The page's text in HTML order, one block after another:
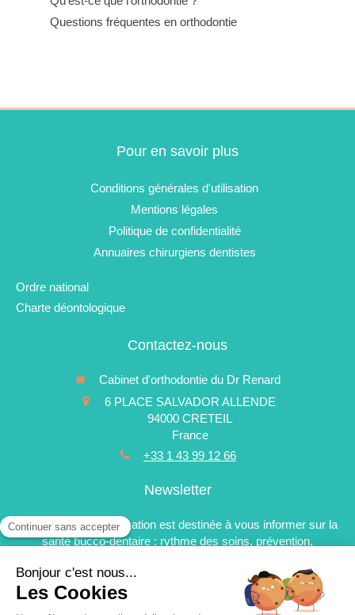
Questions fréquentes en orthodontie
Pour en savoir plus
Conditions générales d'utilisation
Mentions légales
Politique de confidentialité
Annuaires chirurgiens dentistes
Ordre national
Charte déontologique
Contactez-nous
Cabinet d'orthodontie du Dr Renard
6 PLACE SALVADOR ALLENDE
94000 CRETEIL
France
+33 1 43 99 12 66
Newsletter
La newsletter d'information est destinée à vous informer sur la
santé bucco-dentaire : rythme des soins, prévention,
traitements. Elle est réservée aux patients du cabinet.